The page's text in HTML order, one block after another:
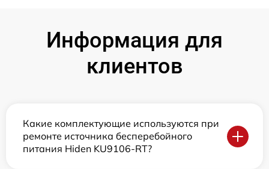
Информация для
клиентов
Какие комплектующие используются при
ремонте источника бесперебойного
питания Hiden KU9106-RT?